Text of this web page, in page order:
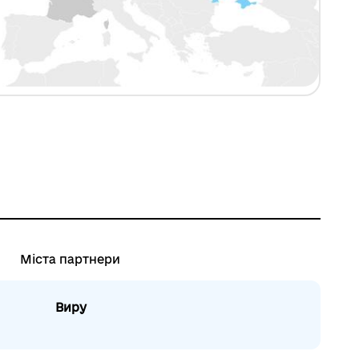
Міста партнери
Виру